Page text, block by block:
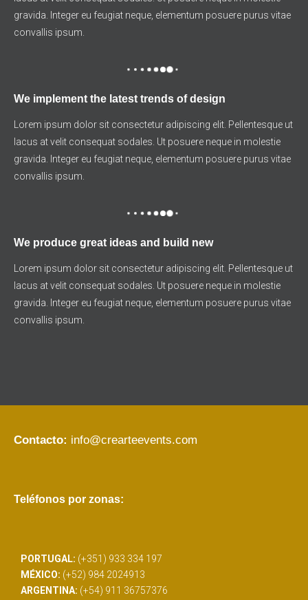
gravida. Integer eu feugiat neque, elementum posuere purus vitae
convallis ipsum.
We implement the latest trends of design
Lorem ipsum dolor sit consectetur adipiscing elit. Pellentesque ut
lacus at velit consequat sodales. Ut posuere neque in molestie
gravida. Integer eu feugiat neque, elementum posuere purus vitae
convallis ipsum.
We produce great ideas and build new
Lorem ipsum dolor sit consectetur adipiscing elit. Pellentesque ut
lacus at velit consequat sodales. Ut posuere neque in molestie
gravida. Integer eu feugiat neque, elementum posuere purus vitae
convallis ipsum.
Contacto: info@crearteevents.com
Teléfonos por zonas:
PORTUGAL: (+351) 933 334 197
MÉXICO: (+52) 984 2024913
ARGENTINA: (+54) 911 36757376